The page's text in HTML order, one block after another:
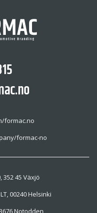
formac.no
formac-no
45 Växjö
00240 Helsinki
Notodden